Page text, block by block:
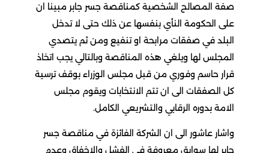
صفة المصالح الشخصية كمناقصة جسر جابر مبينا ان
على الحكومة النأي بنفسها عن ذلك حتى لا تدخل
البلد في صفقات مرابحة او تنفيع ومن ثم يتصدي
المجلس لها ويلغي هذه المناقصة وبالتالي يجب اتخاذ
قرار حاسم وفوري من قبل مجلس الوزراء بوقف ترسية
كل الصفقات الى ان تتم الانتخابات ويقوم مجلس
الامة بدوره الرقابي والتشريعي الكامل.
واشار عاشور الى ان الشركة الفائزة في مناقصة جسر
جابر لها سوابق معروفة في الفشل والاخفاق وعدم